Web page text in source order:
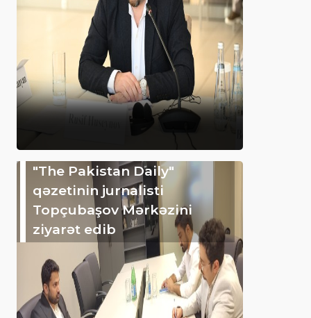
"The Pakistan Daily"
qəzetinin jurnalisti
Topçubaşov Mərkəzini
ziyarət edib